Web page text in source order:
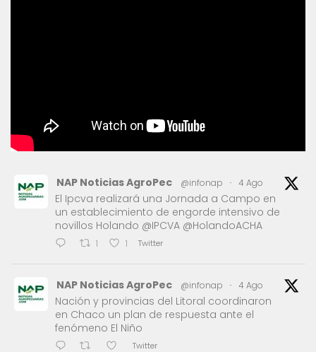
NAP Noticias AgroPec @infonap · 4 Ago
El Ipcva realizará una Jornada a Campo en
un establecimiento de engorde intensivo de
novillos Holando @IPCVA @HolandoACHA
1 1 Twitter
NAP Noticias AgroPec @infonap · 4 Ago
Nación y provincias del Litoral coordinaron
en Chaco un plan de respuesta ante el
fenómeno El Niño
Twitter